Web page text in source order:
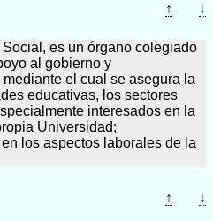
↑ ↓
es un órgano colegiado
al gobierno y
el cual se asegura la
educativas, los sectores
interesados en la
Universidad;
los aspectos laborales de la
↑ ↓